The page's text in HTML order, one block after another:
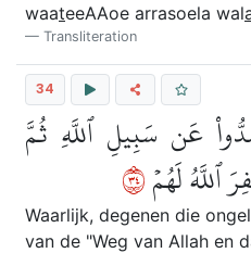
waateeAAoe arrasoela wal
Transliteration
34
عَن سَبِيلِ ٱللَّهِ ثُمَّ
ٱللَّهُ لَهُمۡ٤٣
Waarlijk, degenen die
van de "Weg van Allah en